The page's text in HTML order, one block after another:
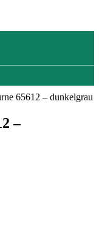
65612 – dunkelgrau
–